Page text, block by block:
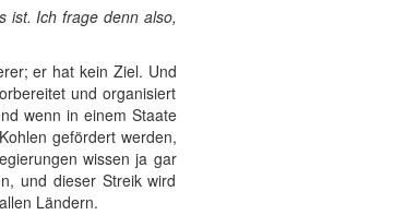
ist. Ich frage denn also,
er hat kein Ziel. Und
und organisiert
wenn in einem Staate
gefördert werden,
wissen ja gar
und dieser Streik wird
Ländern.